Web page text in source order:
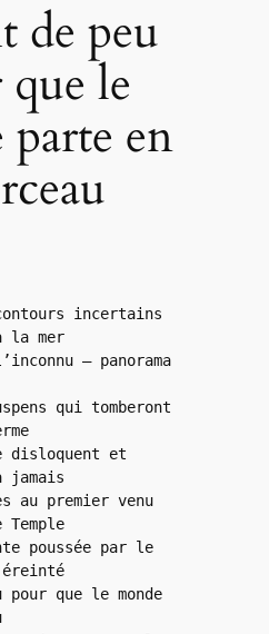
de peu
le
en
incertains
la mer
– panorama
qui tomberont
disloquent et
jamais
au premier venu
poussée par le
que le monde